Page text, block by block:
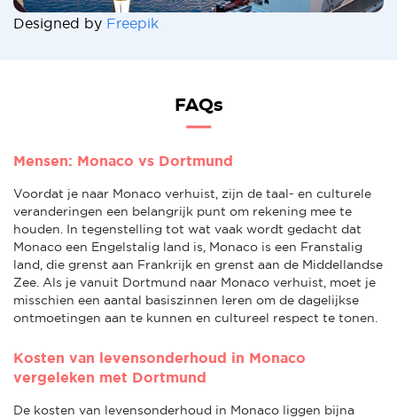
Designed by Freepik
FAQs
Mensen: Monaco vs Dortmund
Voordat je naar Monaco verhuist, zijn de taal- en culturele
veranderingen een belangrijk punt om rekening mee te
houden. In tegenstelling tot wat vaak wordt gedacht dat
Monaco een Engelstalig land is, Monaco is een Franstalig
land, die grenst aan Frankrijk en grenst aan de Middellandse
Zee. Als je vanuit Dortmund naar Monaco verhuist, moet je
misschien een aantal basiszinnen leren om de dagelijkse
ontmoetingen aan te kunnen en cultureel respect te tonen.
Kosten van levensonderhoud in Monaco
vergeleken met Dortmund
De kosten van levensonderhoud in Monaco liggen bijna